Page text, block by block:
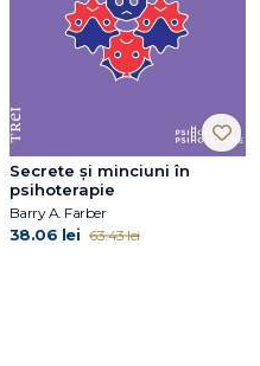
Secrete și minciuni în
psihoterapie
Barry A. Farber
38.06 lei 63.43 lei